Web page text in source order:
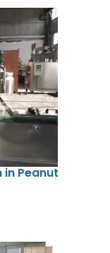
in Peanut